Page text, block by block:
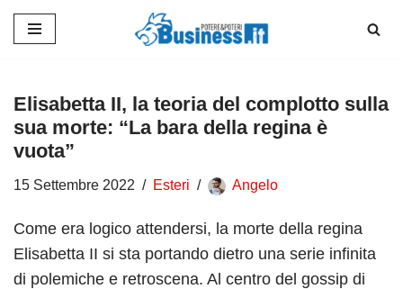
contenuto
Elisabetta II, la teoria del complotto sulla
sua morte: “La bara della regina è
vuota”
15 Settembre 2022 Esteri Angelo
Come era logico attendersi, la morte della regina
Elisabetta II si sta portando dietro una serie infinita
di polemiche e retroscena. Al centro del gossip di